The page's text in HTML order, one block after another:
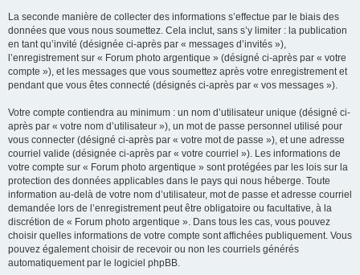
La seconde manière de collecter des informations s’effectue par le biais des
données que vous nous soumettez. Cela inclut, sans s’y limiter : la publication
en tant qu’invité (désignée ci-après par « messages d’invités »),
l’enregistrement sur « Forum photo argentique » (désigné ci-après par « votre
compte »), et les messages que vous soumettez après votre enregistrement et
pendant que vous êtes connecté (désignés ci-après par « vos messages »).
Votre compte contiendra au minimum : un nom d’utilisateur unique (désigné ci-
après par « votre nom d’utilisateur »), un mot de passe personnel utilisé pour
vous connecter (désigné ci-après par « votre mot de passe »), et une adresse
courriel valide (désignée ci-après par « votre courriel »). Les informations de
votre compte sur « Forum photo argentique » sont protégées par les lois sur la
protection des données applicables dans le pays qui nous héberge. Toute
information au-delà de votre nom d’utilisateur, mot de passe et adresse courriel
demandée lors de l’enregistrement peut être obligatoire ou facultative, à la
discrétion de « Forum photo argentique ». Dans tous les cas, vous pouvez
choisir quelles informations de votre compte sont affichées publiquement. Vous
pouvez également choisir de recevoir ou non les courriels générés
automatiquement par le logiciel phpBB.